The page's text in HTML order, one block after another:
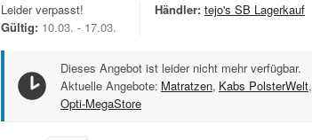
Leider verpasst!
Gültig: 10.03. - 17.03.
Händler: tejo's SB Lagerkauf
Dieses Angebot ist leider nicht mehr verfügbar.
Aktuelle Angebote: Matratzen, Kabs PolsterWelt,
Opti-MegaStore